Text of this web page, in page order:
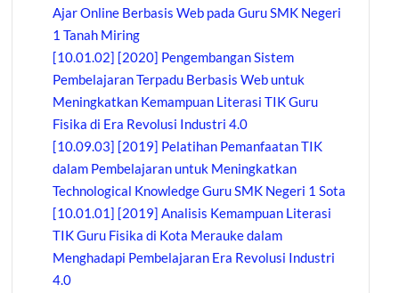
Ajar Online Berbasis Web pada Guru SMK Negeri
1 Tanah Miring
[10.01.02] [2020] Pengembangan Sistem
Pembelajaran Terpadu Berbasis Web untuk
Meningkatkan Kemampuan Literasi TIK Guru
Fisika di Era Revolusi Industri 4.0
[10.09.03] [2019] Pelatihan Pemanfaatan TIK
dalam Pembelajaran untuk Meningkatkan
Technological Knowledge Guru SMK Negeri 1 Sota
[10.01.01] [2019] Analisis Kemampuan Literasi
TIK Guru Fisika di Kota Merauke dalam
Menghadapi Pembelajaran Era Revolusi Industri
4.0